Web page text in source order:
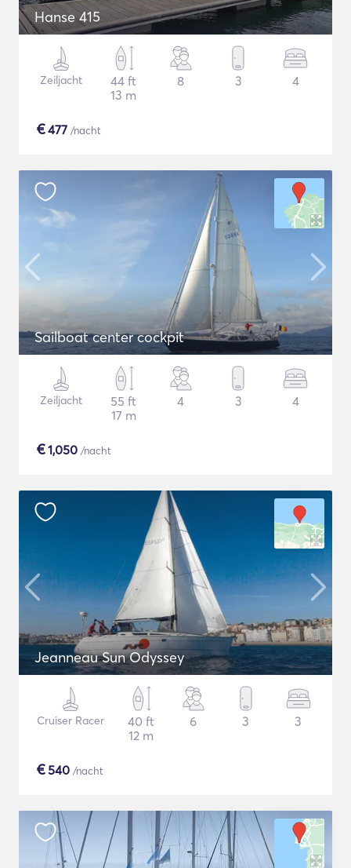
Hanse 415
Zeiljacht
44 ft
13 m
8 3 4
€477 /nacht
Sailboat center cockpit
Zeiljacht
55 ft
17 m
4 3 4
€1,050 /nacht
Jeanneau Sun Odyssey
Cruiser Racer
40 ft
12 m
6 3 3
€540 /nacht